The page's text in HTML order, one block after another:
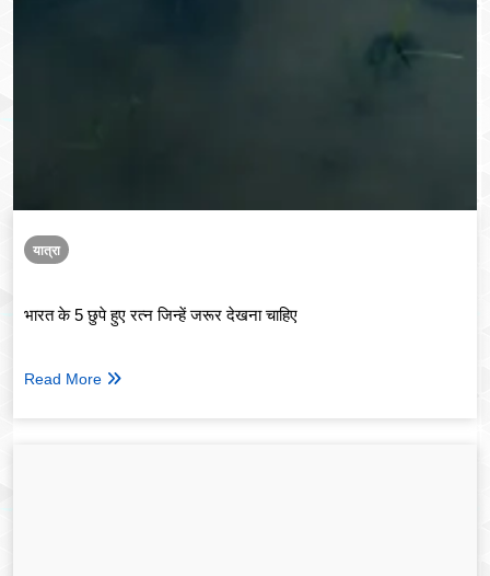
यात्रा
भारत के 5 छुपे हुए रत्न जिन्हें जरूर देखना चाहिए
Read More